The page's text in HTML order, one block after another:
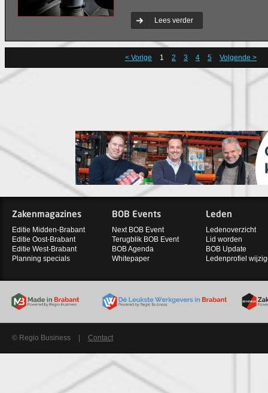
Lees verder
< Vorige 1 2 3 4 5 Volgende >
Zakenmagazines
Editie Midden-Brabant
Editie Oost-Brabant
Editie West-Brabant
Planning specials
BOB Events
Next BOB Event
Terugblik BOB Event
BOB Agenda
Whitepaper
Leden
Ledenoverzicht
Lid worden
BOB Update
Ledenprofiel
© Regio Business Contact